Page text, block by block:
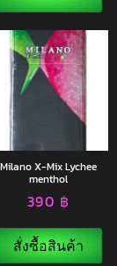
Milano X-Mix Lychee
menthol
390 ฿
สั่งซื้อสินค้า